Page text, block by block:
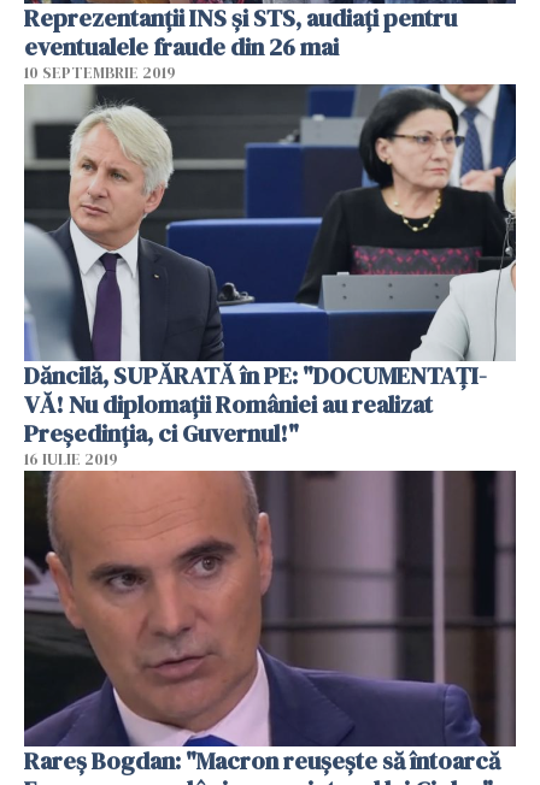
Reprezentanții INS și STS, audiați pentru
eventualele fraude din 26 mai
10 SEPTEMBRIE 2019
Dăncilă, SUPĂRATĂ în PE: "DOCUMENTAŢI-
VĂ! Nu diplomaţii României au realizat
Președinția, ci Guvernul!"
16 IULIE 2019
Rareş Bogdan: "Macron reuşeşte să întoarcă